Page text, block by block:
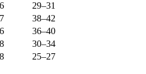
29–31
38–42
36–40
30–34
25–27